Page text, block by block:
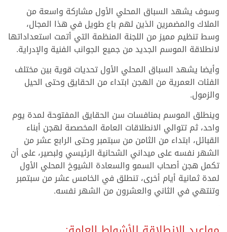
وسوف يشهد السباق المحلي الأول مشاركة واسعة من
الملاك والمضمرين الذين لهم باع طويل في هذا المجال،
وسط تنظيم مميز من اللجنة المنظمة التي أتمت استعداداتها
لانطلاقة الموسم الجديد من جميع الجوانب الفنية والإدراية.
وأيضا يشهد السباق المحلي الأول تحديات قوية بين مختلف
الفئات العمرية من الهجن ابتداء من الحقايق وحتى الحيل
والزمول.
وينطلق الموسم بمنافسات سن الحقايق المفتوحة لمدة يوم
واحد، ثم تتوالي الانطلاقات العامة المخصصة لهجن أبناء
القبائل، ابتداء من الثامن من سبتمبر وحتى الرابع عشر من
الشهر نفسه على ميداني الشحانية الرئيسي ولبصير، على أن
تكمل هجن أصحاب السمو والسعادة الشيوخ المحلي الأول
لمدة ثمانية أيام أخرى، تنطلق في الخامس عشر من سبتمبر
وتنتهي في الثاني والعشرون من الشهر نفسه.